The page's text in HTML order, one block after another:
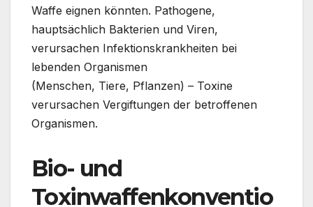
Waffe eignen könnten. Pathogene,
hauptsächlich Bakterien und Viren,
verursachen Infektionskrankheiten bei
lebenden Organismen
(Menschen, Tiere, Pflanzen) – Toxine
verursachen Vergiftungen der betroffenen
Organismen.
Bio- und
Toxinwaffenkonventio